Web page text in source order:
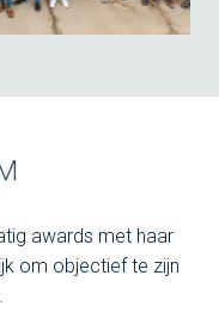
awards met haar
om objectief te zijn